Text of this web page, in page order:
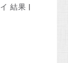
結果 |